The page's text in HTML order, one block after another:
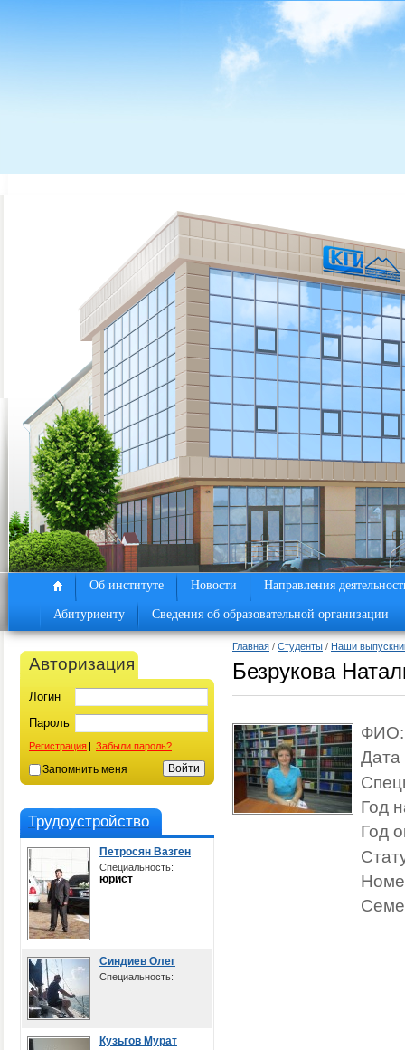
Об институте Новости Направления
Абитуриенту Сведения об образовательной организации
Авторизация
Логин
Пароль
Регистрация | Забыли пароль?
Запомнить меня
Трудоустройство
Петросян Вазген
Специальность:
юрист
Синдиев Олег
Специальность:
Кузьгов Мурат
Главная / Студенты / Наши
Безрукова
ФИО:
Дата
Год
Год